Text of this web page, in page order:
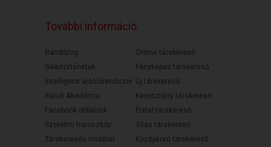
További információ
Randiblog
Sikertörténetek
Intelligens ajánlórendszer
Randi Akadémia
Facebook oldalunk
Szerelmi horoszkóp
Társkeresés mobilon
Online társkereső
Fényképes társkereső
Új társkereső
Keresztény társkereső
Fiatal társkereső
30as társkereső
Középkorú társkereső